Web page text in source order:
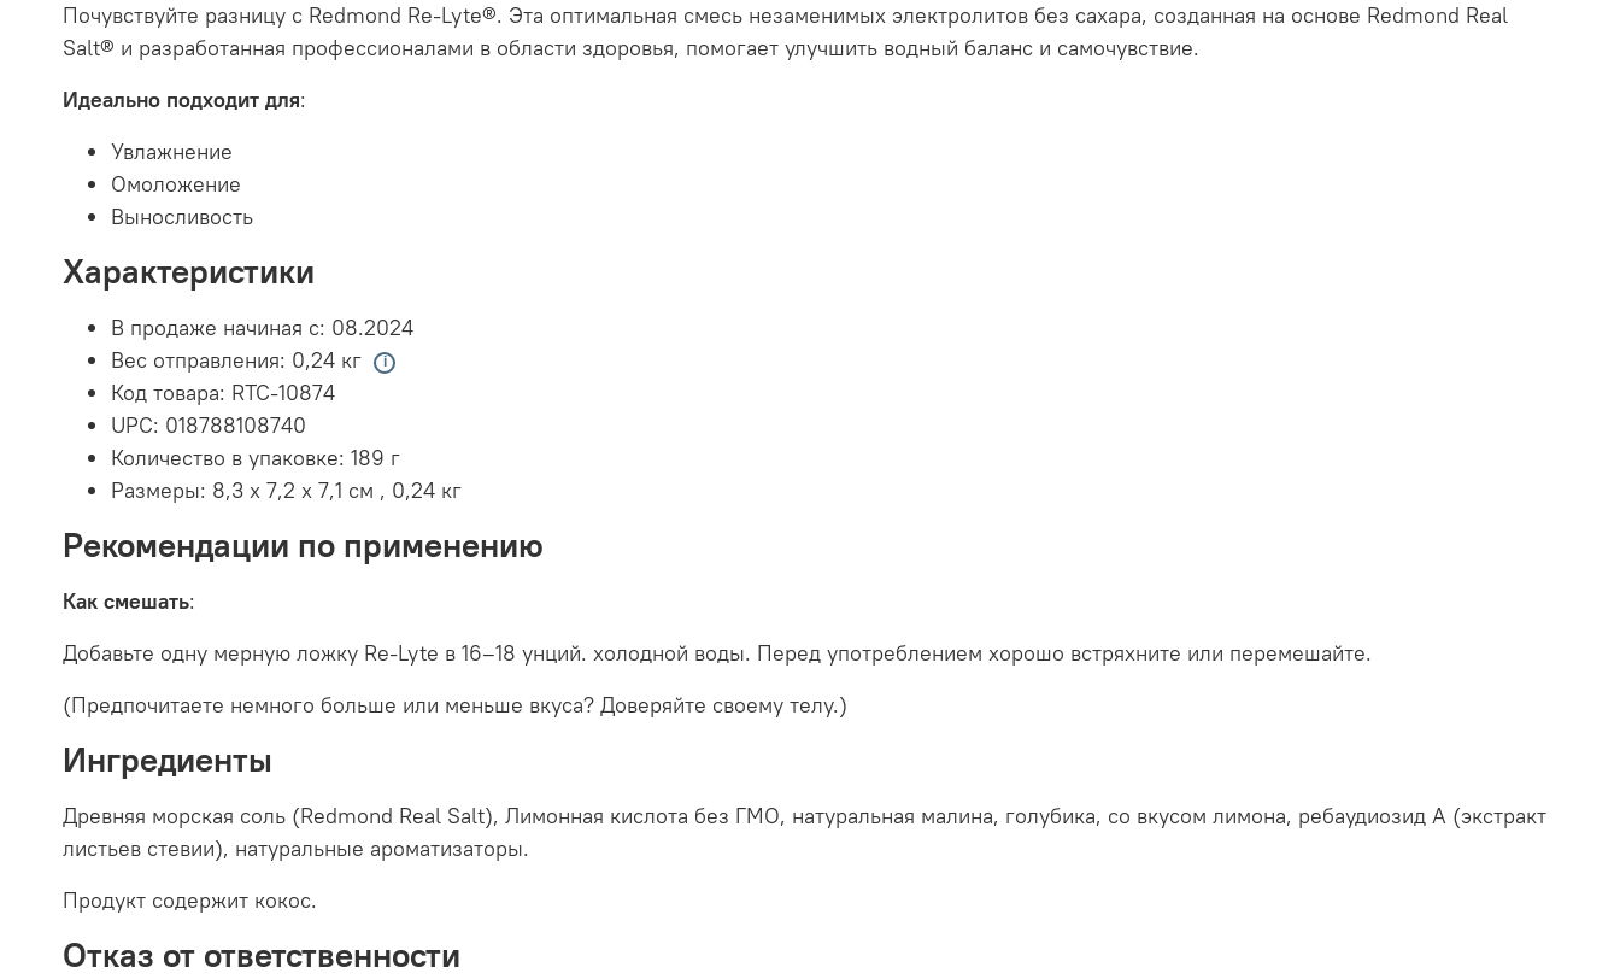
Почувствуйте разницу с Redmond Re-Lyte®. Эта оптимальная смесь незаменимых электролитов без сахара, созданная на основе Redmond Real
Salt® и разработанная профессионалами в области здоровья, помогает улучшить водный баланс и самочувствие.
Идеально подходит для:
Увлажнение
Омоложение
Выносливость
Характеристики
В продаже начиная с: 08.2024
Вес отправления: 0,24 кг
Код товара: RTC-10874
UPC: 018788108740
Количество в упаковке: 189 г
Размеры: 8,3 x 7,2 x 7,1 см , 0,24 кг
Рекомендации по применению
Как смешать:
Добавьте одну мерную ложку Re-Lyte в 16–18 унций. холодной воды. Перед употреблением хорошо встряхните или перемешайте.
(Предпочитаете немного больше или меньше вкуса? Доверяйте своему телу.)
Ингредиенты
Древняя морская соль (Redmond Real Salt), Лимонная кислота без ГМО, натуральная малина, голубика, со вкусом лимона, ребаудиозид А (экстракт
листьев стевии), натуральные ароматизаторы.
Продукт содержит кокос.
Отказ от ответственности